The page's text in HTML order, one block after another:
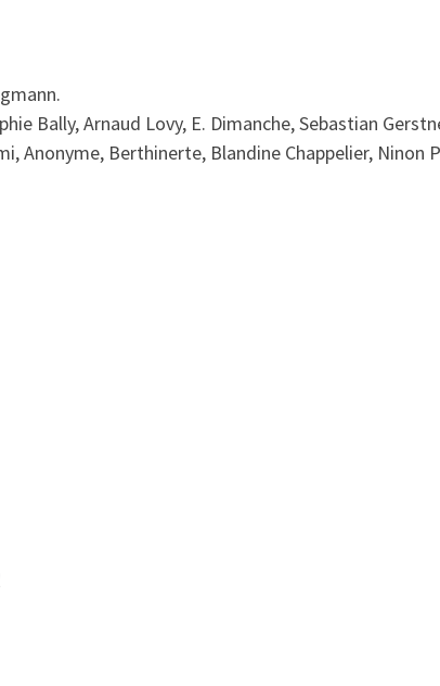
Bally, Arnaud Lovy, E. Dimanche, Sebastian
Anonyme, Berthinerte, Blandine Chappelier, Ninon